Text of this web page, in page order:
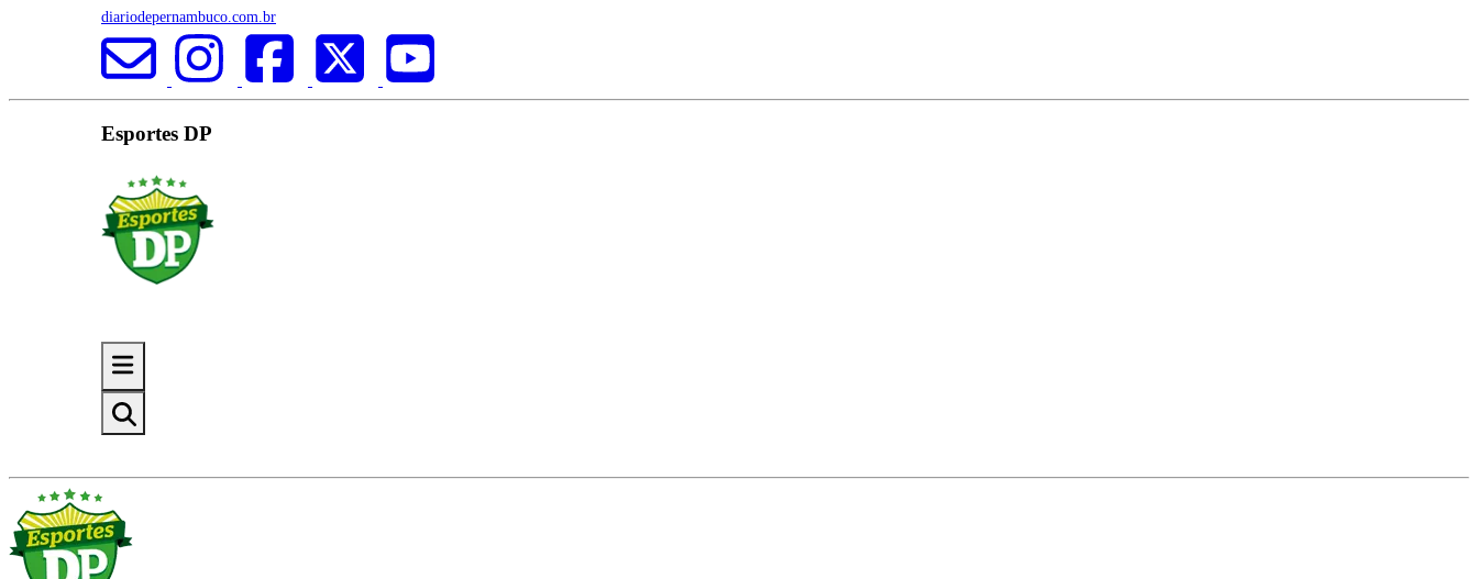
diariodepernambuco.com.br
Esportes DP